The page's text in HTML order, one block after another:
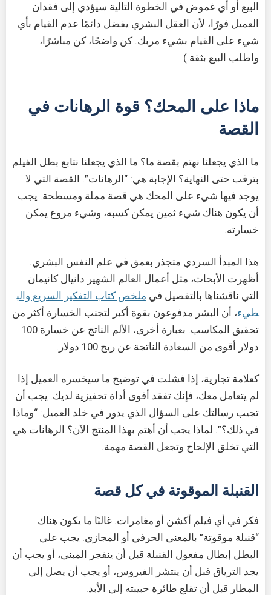
البيع أو أي غموض في الخطوة التالية سيؤدي إلى فقدان
العميل فورًا، لأن العقل البشري يفضل دائمًا عدم القيام بأي
شيء على القيام بشيء مربك. كن واضحًا، كن مباشرًا،
واطلب البيع بثقة.)
ماذا على المحك؟ قوة الرهانات في
القصة
ما الذي يجعلنا نهتم بقصة ما؟ ما الذي يجعلنا نتابع بطل الفيلم
بترقب حتى النهاية؟ الإجابة هي: “الرهانات”. القصة التي لا
يوجد فيها شيء على المحك هي قصة مملة ومسطحة. يجب
أن يكون هناك شيء ثمين يمكن كسبه، وشيء مروع يمكن
خسارته.
هذا المبدأ السردي متجذر بعمق في علم النفس البشري.
أظهرت الأبحاث، مثل أعمال العالم الشهير دانيال كانيمان
التي ناقشناها بالتفصيل في ملخص كتاب التفكير السريع والب
طيء، أن البشر مدفوعون بقوة أكبر لتجنب الخسارة أكثر من
تحقيق المكاسب. بعبارة أخرى، الألم الناتج عن خسارة 100
دولار أقوى من السعادة الناتجة عن ربح 100 دولار.
كعلامة تجارية، إذا فشلت في توضيح ما سيخسره العميل إذا
لم يتعامل معك، فإنك تفقد أقوى أداة تحفيزية لديك. يجب أن
تجيب رسالتك على السؤال الذي يدور في خلد العميل: “وماذا
في ذلك؟”. لماذا يجب أن أهتم بهذا المنتج الآن؟ الرهانات هي
التي تخلق الإلحاح وتجعل القصة مهمة.
القنبلة الموقوتة في كل قصة
فكر في أي فيلم أكشن أو مغامرات. غالبًا ما يكون هناك
“قنبلة موقوتة” بالمعنى الحرفي أو المجازي. يجب على
البطل إبطال مفعول القنبلة قبل أن ينفجر المبنى، أو يجب أن
يجد الترياق قبل أن ينتشر الفيروس، أو يجب أن يصل إلى
المطار قبل أن تقلع طائرة حبيبته إلى الأبد.